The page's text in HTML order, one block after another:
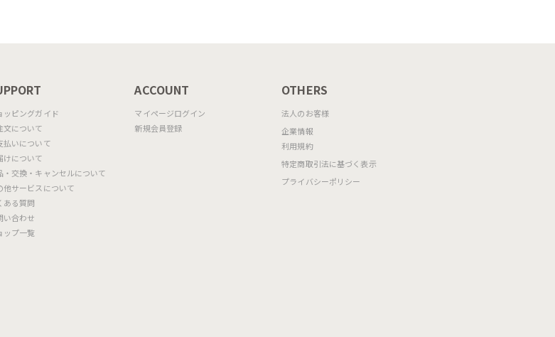
ッピングガイド
文について
払いについて
けについて
・交換・キャンセルについて
他サービスについて
ある質問
い合わせ
ップ一覧
ACCOUNT
マイページログイン
新規会員登録
OTHERS
法人のお客様
企業情報
利用規約
特定商取引法に基づく表示
プライバシーポリシー